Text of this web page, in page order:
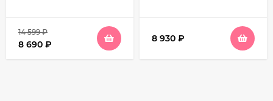
14 599₽
8 690 ₽
8 930 ₽